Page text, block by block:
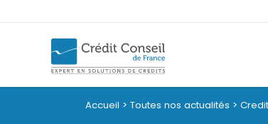
Accueil > Toutes nos actualités > Credit